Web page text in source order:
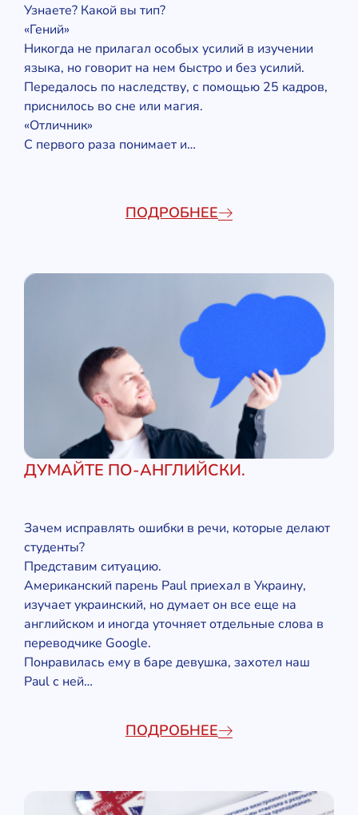
Узнаете? Какой вы тип?
«Гений»
Никогда не прилагал особых усилий в изучении
языка, но говорит на нем быстро и без усилий.
Передалось по наследству, с помощью 25 кадров,
приснилось во сне или магия.
«Отличник»
С первого раза понимает и…
ПОДРОБНЕЕ
ДУМАЙТЕ ПО-АНГЛИЙСКИ.
Зачем исправлять ошибки в речи, которые делают
студенты?
Представим ситуацию.
Американский парень Paul приехал в Украину,
изучает украинский, но думает он все еще на
английском и иногда уточняет отдельные слова в
переводчике Google.
Понравилась ему в баре девушка, захотел наш
Paul с ней…
ПОДРОБНЕЕ